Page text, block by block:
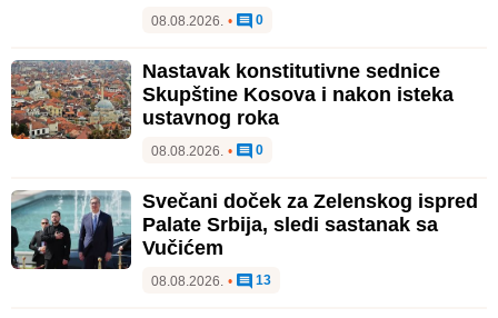
08.08.2026. • 0
Nastavak konstitutivne sednice
Skupštine Kosova i nakon isteka
ustavnog roka
08.08.2026. • 0
Svečani doček za Zelenskog ispred
Palate Srbija, sledi sastanak sa
Vučićem
08.08.2026. • 13